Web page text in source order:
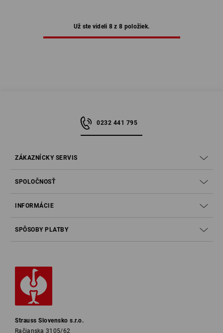
Už ste videli 8 z 8 položiek.
0232 441 795
ZÁKAZNÍCKY SERVIS
SPOLOČNOSŤ
INFORMÁCIE
SPÔSOBY PLATBY
Strauss Slovensko s.r.o.
Račianska 3105/62